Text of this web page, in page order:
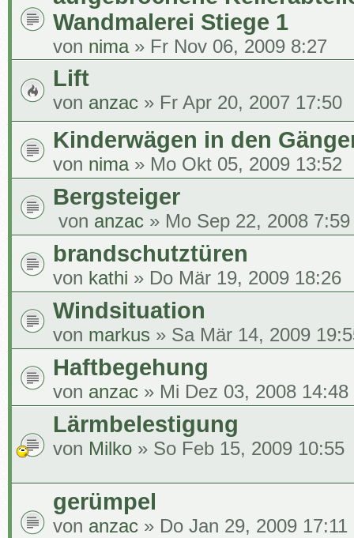
Wandmalerei Stiege 1
von nima» Fr Nov 06, 2009 8:27
Lift
von anzac » Fr Apr 20, 2007 17:50
Kinderwägen in den
von nima» Mo Okt 05, 2009 13:52
Bergsteiger
von anzac » Mo Sep 22, 2008 7:59
brandschutztüren
von kathi » Do Mär 19, 2009 18:26
Windsituation
von markus » Sa Mär 14, 2009
Haftbegehung
von anzac » Mi Dez 03, 2008 14:48
Lärmbelestigung
von Milko » So Feb 15, 2009 10:55
gerümpel
von anzac » Do Jan 29, 2009 17:11